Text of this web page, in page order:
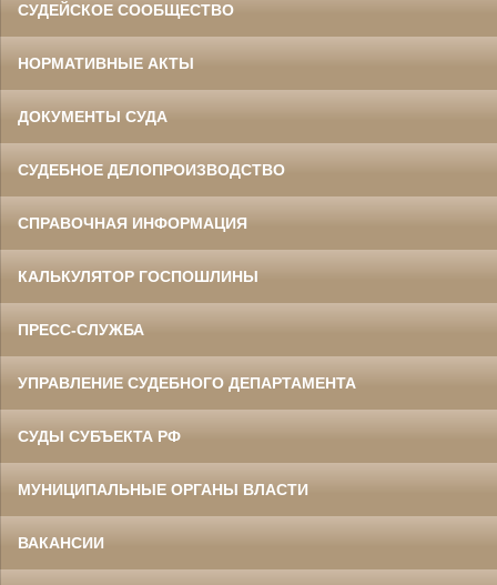
СУДЕЙСКОЕ СООБЩЕСТВО
НОРМАТИВНЫЕ АКТЫ
ДОКУМЕНТЫ СУДА
СУДЕБНОЕ ДЕЛОПРОИЗВОДСТВО
СПРАВОЧНАЯ ИНФОРМАЦИЯ
КАЛЬКУЛЯТОР ГОСПОШЛИНЫ
ПРЕСС-СЛУЖБА
УПРАВЛЕНИЕ СУДЕБНОГО ДЕПАРТАМЕНТА
СУДЫ СУБЪЕКТА РФ
МУНИЦИПАЛЬНЫЕ ОРГАНЫ ВЛАСТИ
ВАКАНСИИ